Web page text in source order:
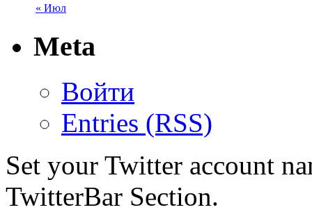
« Июл
Meta
Войти
Entries (RSS)
Set your Twitter account
TwitterBar Section.